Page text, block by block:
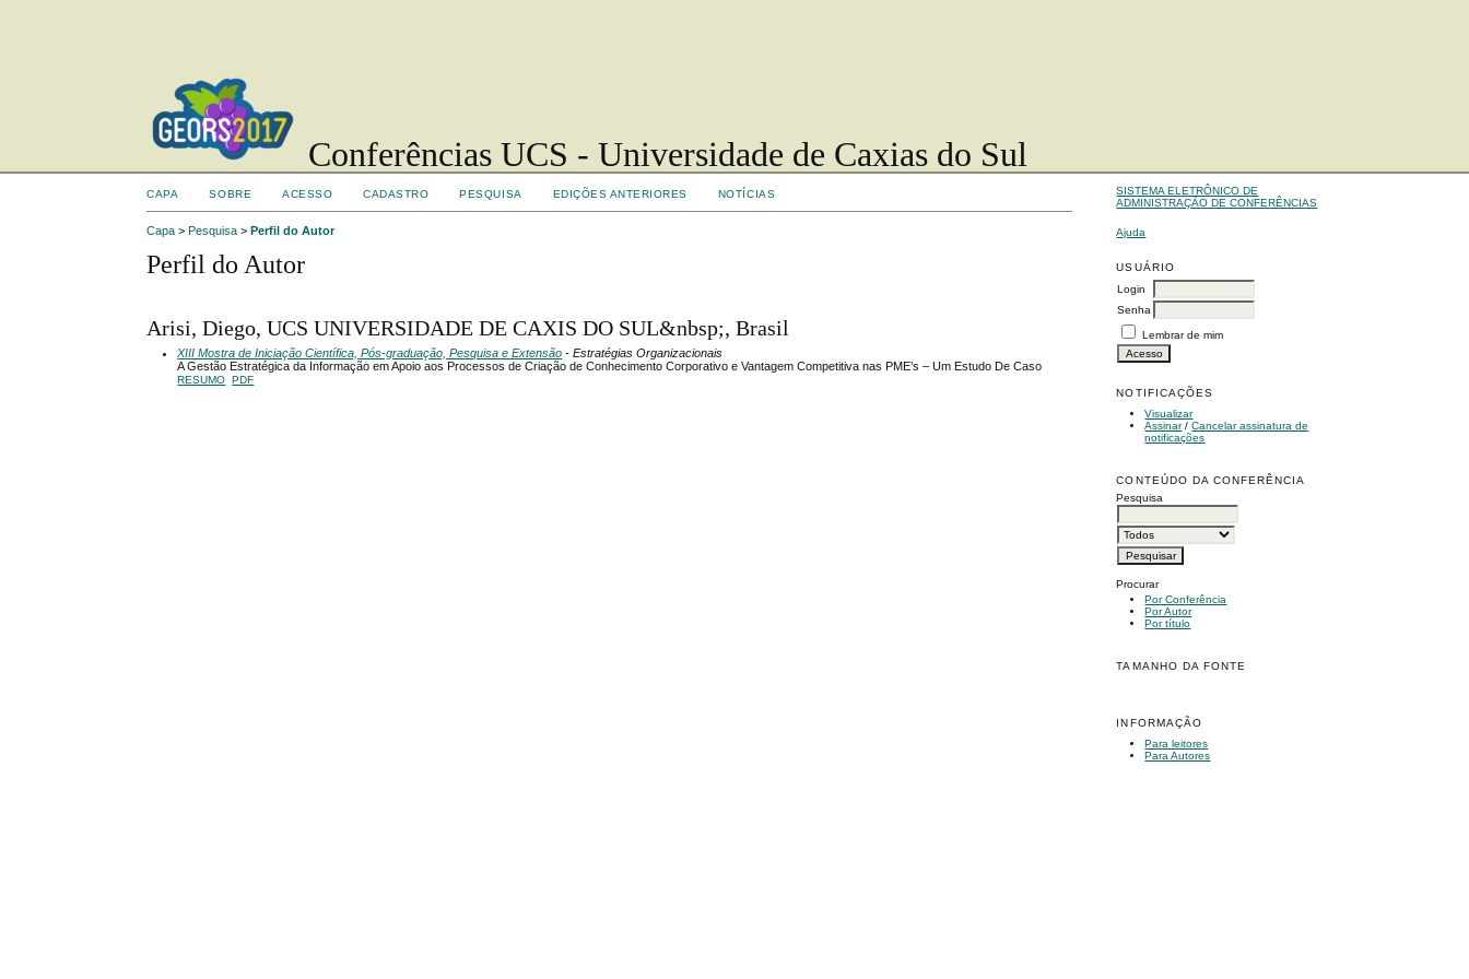
Conferências UCS - Universidade de Caxias do Sul
SISTEMA ELETRÔNICO DE
ADMINISTRAÇÃO DE CONFERÊNCIAS
Ajuda
USUÁRIO
Login
Senha
Lembrar de mim
NOTIFICAÇÕES
Visualizar
Assinar/Cancelar assinatura de
notificações
CONTEÚDO DA CONFERÊNCIA
Pesquisa
Procurar
Por Conferência
Por Autor
Por título
TAMANHO DA FONTE
INFORMAÇÃO
Para leitores
Para Autores
CAPA SOBRE ACESSO CADASTRO PESQUISA EDIÇÕES ANTERIORES NOTÍCIAS
Capa >Pesquisa >Perfil do Autor
Perfil do Autor
Arisi, Diego, UCS UNIVERSIDADE DE CAXIS DO SUL&nbsp;, Brasil
XIII Mostra de Iniciação Científica, Pós-graduação, Pesquisa e Extensão - Estratégias Organizacionais
A Gestão Estratégica da Informação em Apoio aos Processos de Criação de Conhecimento Corporativo e Vantagem Competitiva nas PME’s – Um Estudo De Caso
RESUMO PDF